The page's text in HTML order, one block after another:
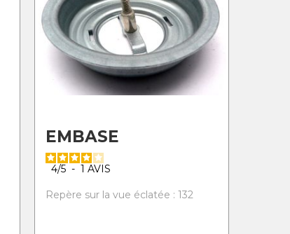
EMBASE
4/5 - 1AVIS
Repère sur la vue éclatée : 132